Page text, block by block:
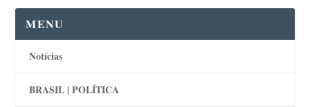
MENU
Notícias
BRASIL | POLÍTICA